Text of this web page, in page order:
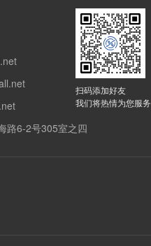
路6-2号305室之四
扫码添加好友
我们将热情为您服务